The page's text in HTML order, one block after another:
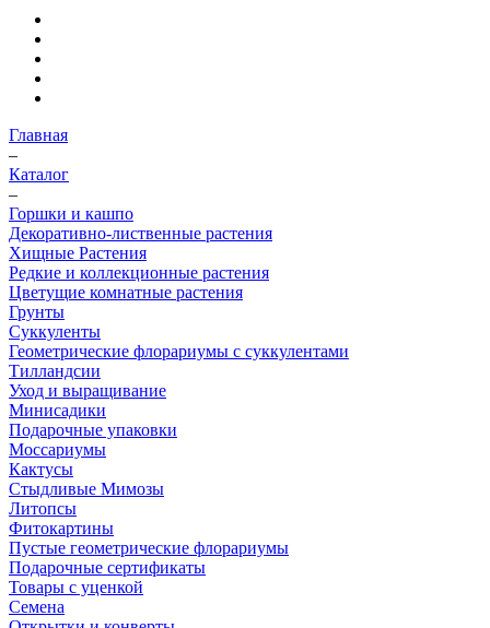
Главная
–
Каталог
–
Горшки и кашпо
Декоративно-лиственные растения
Хищные Растения
Редкие и коллекционные растения
Цветущие комнатные растения
Грунты
Суккуленты
Геометрические флорариумы с суккулентами
Тилландсии
Уход и выращивание
Минисадики
Подарочные упаковки
Моссариумы
Кактусы
Стыдливые Мимозы
Литопсы
Фитокартины
Пустые геометрические флорариумы
Подарочные сертификаты
Товары с уценкой
Семена